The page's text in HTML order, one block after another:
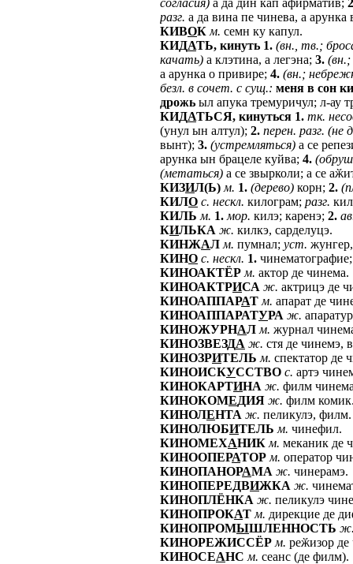
согласия) а да дин кап афирматив;
разг. а да вина пе чинева, а арунка
КИВОК м. семн ку капул.
КИДАТЬ, кинуть 1. (вн., тв.;
качать) а клэтина, а легэна; 3. (вн.;
а арунка о привире; 4. (вн.;
безл. в сочет. с сущ.: меня в сон
дрожь ыл апука тремуричул; л-ау
КИДАТЬСЯ, кинуться 1. тк.
(унул ын алтул); 2. перен. разг. (не
вынт); 3. (устремляться) а се
арунка ын брацеле куйва; 4.
(метаться) а се звырколи; а се
КИЗИЛ(Ь) м. 1. (дерево) корн; 2.
КИЛО с. нескл. килограм; разг.
КИЛЬ м. 1. мор. килэ; каренэ; 2.
КИЛЬКА ж. килкэ, сарделуцэ.
КИНЖАЛ м. пумнал; уст.
КИНО с. нескл. 1.
КИНОАКТЁР м. актор де чинема.
КИНОАКТРИСА ж. актрицэ де
КИНОАППАРАТ м. апарат де
КИНОАППАРАТУРА ж.
КИНОЖУРНАЛ м. журнал
КИНОЗВЕЗДА ж. стя де чинемэ,
КИНОЗРИТЕЛЬ м. спектатор де
КИНОИСКУССТВО с. артэ
КИНОКАРТИНА ж. филм
КИНОКОМЕДИЯ ж. филм
КИНОЛЕНТА ж. пеликулэ, филм.
КИНОЛЮБИТЕЛЬ м. чинефил.
КИНОМЕХАНИК м. меканик де
КИНООПЕРАТОР м. оператор
КИНОПАНОРАМА ж. чинерамэ.
КИНОПЕРЕДВИЖКА ж.
КИНОПЛЁНКА ж. пеликулэ
КИНОПРОКАТ м. дирекцие де
КИНОПРОМЫШЛЕННОСТЬ
КИНОРЕЖИССЁР м. реӂизор
КИНОСЕАНС м. сеанс (де филм).